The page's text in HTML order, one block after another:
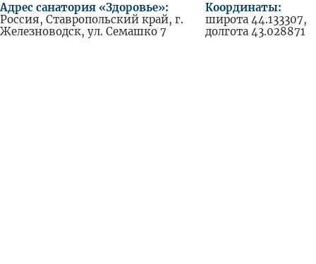
Адрес санатория «Здоровье»:
Россия, Ставропольский край, г.
Железноводск, ул. Семашко 7
Координаты:
широта 44.133307,
долгота 43.028871